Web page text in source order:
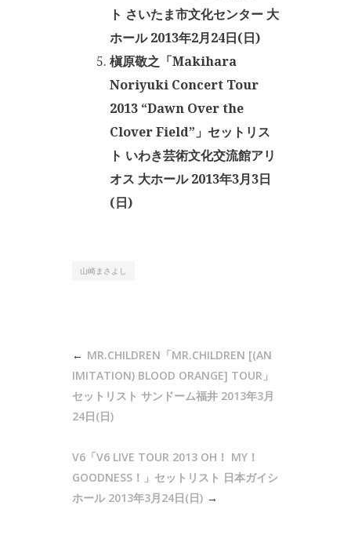
ト さいたま市文化センター 大
ホール 2013年2月24日(日)
槇原敬之「Makihara
Noriyuki Concert Tour
2013 “Dawn Over the
Clover Field”」セットリス
ト いわき芸術文化交流館アリ
オス 大ホール 2013年3月3日
(日)
山崎まさよし
MR.CHILDREN「MR.CHILDREN [(AN
IMITATION) BLOOD ORANGE] TOUR」
セットリスト サンドーム福井 2013年3月
24日(日)
V6「V6 LIVE TOUR 2013 OH！ MY！
GOODNESS！」セットリスト 日本ガイシ
ホール 2013年3月24日(日)